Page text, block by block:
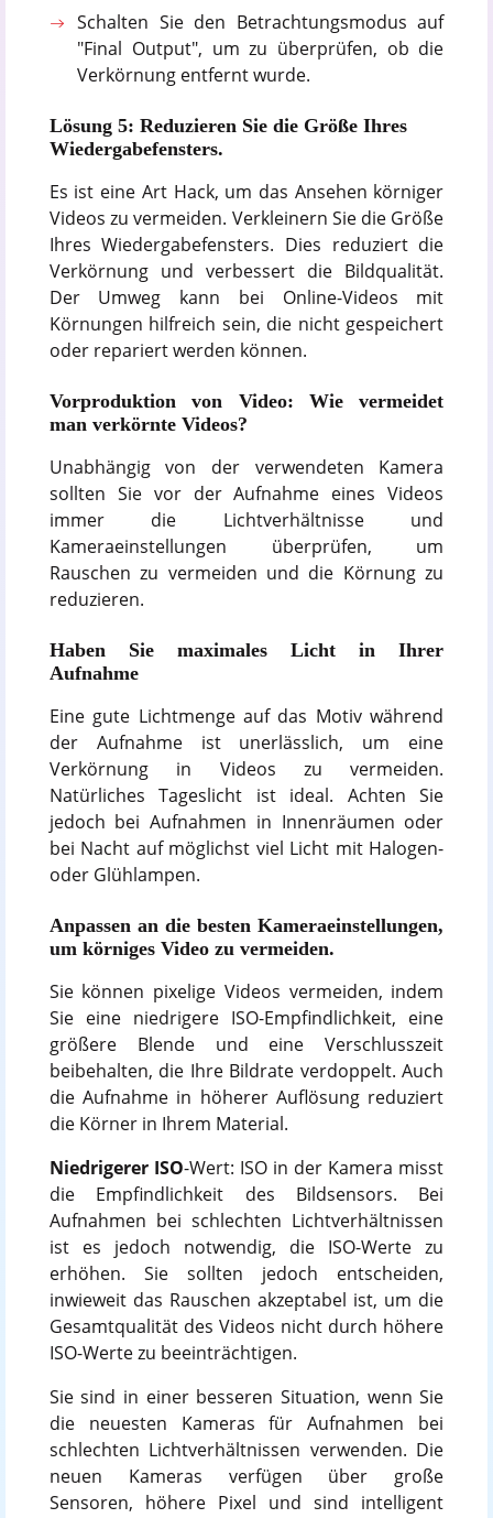
Schalten Sie den Betrachtungsmodus auf
"Final Output", um zu überprüfen, ob die
Verkörnung entfernt wurde.
Lösung 5: Reduzieren Sie die Größe Ihres
Wiedergabefensters.
Es ist eine Art Hack, um das Ansehen körniger
Videos zu vermeiden. Verkleinern Sie die Größe
Ihres Wiedergabefensters. Dies reduziert die
Verkörnung und verbessert die Bildqualität.
Der Umweg kann bei Online-Videos mit
Körnungen hilfreich sein, die nicht gespeichert
oder repariert werden können.
Vorproduktion von Video: Wie vermeidet
man verkörnte Videos?
Unabhängig von der verwendeten Kamera
sollten Sie vor der Aufnahme eines Videos
immer die Lichtverhältnisse und
Kameraeinstellungen überprüfen, um
Rauschen zu vermeiden und die Körnung zu
reduzieren.
Haben Sie maximales Licht in Ihrer
Aufnahme
Eine gute Lichtmenge auf das Motiv während
der Aufnahme ist unerlässlich, um eine
Verkörnung in Videos zu vermeiden.
Natürliches Tageslicht ist ideal. Achten Sie
jedoch bei Aufnahmen in Innenräumen oder
bei Nacht auf möglichst viel Licht mit Halogen-
oder Glühlampen.
Anpassen an die besten Kameraeinstellungen,
um körniges Video zu vermeiden.
Sie können pixelige Videos vermeiden, indem
Sie eine niedrigere ISO-Empfindlichkeit, eine
größere Blende und eine Verschlusszeit
beibehalten, die Ihre Bildrate verdoppelt. Auch
die Aufnahme in höherer Auflösung reduziert
die Körner in Ihrem Material.
Niedrigerer ISO-Wert: ISO in der Kamera misst
die Empfindlichkeit des Bildsensors. Bei
Aufnahmen bei schlechten Lichtverhältnissen
ist es jedoch notwendig, die ISO-Werte zu
erhöhen. Sie sollten jedoch entscheiden,
inwieweit das Rauschen akzeptabel ist, um die
Gesamtqualität des Videos nicht durch höhere
ISO-Werte zu beeinträchtigen.
Sie sind in einer besseren Situation, wenn Sie
die neuesten Kameras für Aufnahmen bei
schlechten Lichtverhältnissen verwenden. Die
neuen Kameras verfügen über große
Sensoren, höhere Pixel und sind intelligent